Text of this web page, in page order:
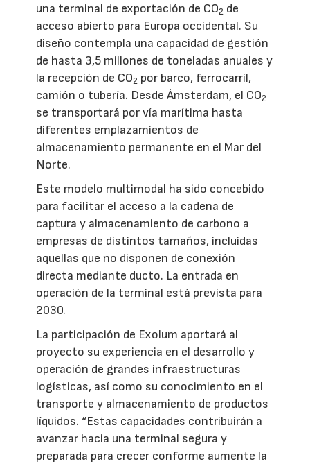
una terminal de exportación de CO2 de
acceso abierto para Europa occidental. Su
diseño contempla una capacidad de gestión
de hasta 3,5 millones de toneladas anuales y
la recepción de CO2 por barco, ferrocarril,
camión o tubería. Desde Ámsterdam, el CO2
se transportará por vía marítima hasta
diferentes emplazamientos de
almacenamiento permanente en el Mar del
Norte.
Este modelo multimodal ha sido concebido
para facilitar el acceso a la cadena de
captura y almacenamiento de carbono a
empresas de distintos tamaños, incluidas
aquellas que no disponen de conexión
directa mediante ducto. La entrada en
operación de la terminal está prevista para
2030.
La participación de Exolum aportará al
proyecto su experiencia en el desarrollo y
operación de grandes infraestructuras
logísticas, así como su conocimiento en el
transporte y almacenamiento de productos
líquidos. “Estas capacidades contribuirán a
avanzar hacia una terminal segura y
preparada para crecer conforme aumente la